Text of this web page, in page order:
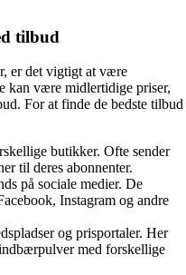
tilbud
er det vigtigt at være
kan være midlertidige priser,
For at finde de bedste tilbud
butikker. Ofte sender
til deres abonnenter.
på sociale medier. De
Instagram og andre
og prisportaler. Her
med forskellige